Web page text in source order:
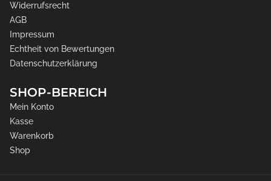
Widerrufsrecht
AGB
Impressum
Echtheit von Bewertungen
Datenschutzerklärung
SHOP-BEREICH
Mein Konto
Kasse
Warenkorb
Shop